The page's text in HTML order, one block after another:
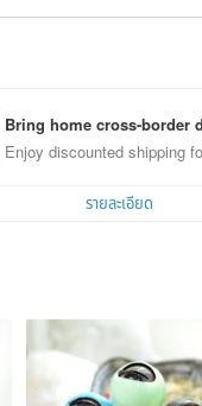
Bring home cross-border
Enjoy discounted shipping
รายละเอียด